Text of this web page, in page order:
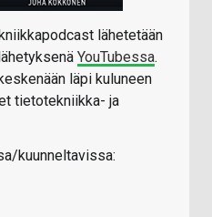
lähetetään
YouTubessa.
läpi kuluneen
tietotekniikka- ja
kuunneltavissa: